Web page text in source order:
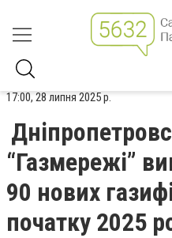
17:00, 28 липня 2025 р.
“Газмережі”
90 нових
початку 2025